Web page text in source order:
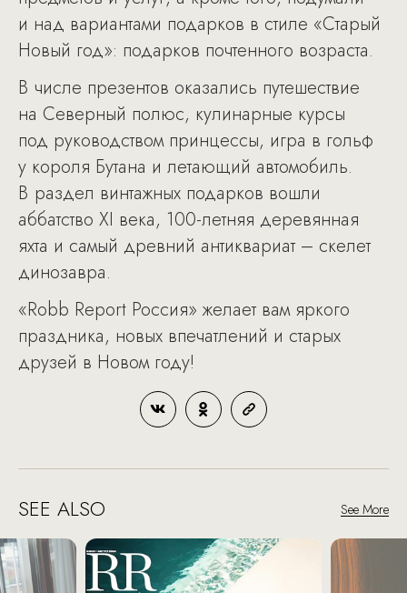
и над вариантами подарков в стиле «Старый
Новый год»: подарков почтенного возраста.
В числе презентов оказались путешествие
на Северный полюс, кулинарные курсы
под руководством принцессы, игра в гольф
у короля Бутана и летающий автомобиль.
В раздел винтажных подарков вошли
аббатство XI века, 100-летняя деревянная
яхта и самый древний антиквариат – скелет
динозавра.
«Robb Report Россия» желает вам яркого
праздника, новых впечатлений и старых
друзей в Новом году!
SEE ALSO See More